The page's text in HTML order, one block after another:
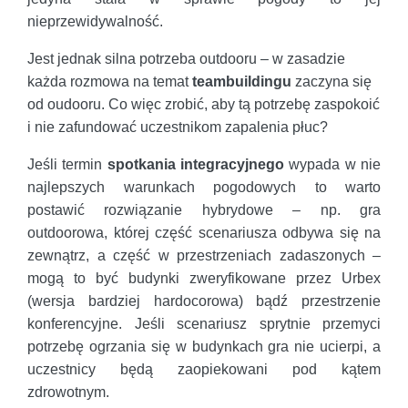
nieprzewidywalność.
Jest jednak silna potrzeba outdooru – w zasadzie
każda rozmowa na tematteambuildingu zaczyna się
od oudooru. Co więc zrobić, aby tą potrzebę zaspokoić
i nie zafundować uczestnikom zapalenia płuc?
Jeśli termin spotkania integracyjnego wypada w nie
najlepszych warunkach pogodowych to warto
postawić rozwiązanie hybrydowe – np. gra
outdoorowa, której część scenariusza odbywa się na
zewnątrz, a część w przestrzeniach zadaszonych –
mogą to być budynki zweryfikowane przez Urbex
(wersja bardziej hardocorowa) bądź przestrzenie
konferencyjne. Jeśli scenariusz sprytnie przemyci
potrzebę ogrzania się w budynkach gra nie ucierpi, a
uczestnicy będą zaopiekowani pod kątem
zdrowotnym.